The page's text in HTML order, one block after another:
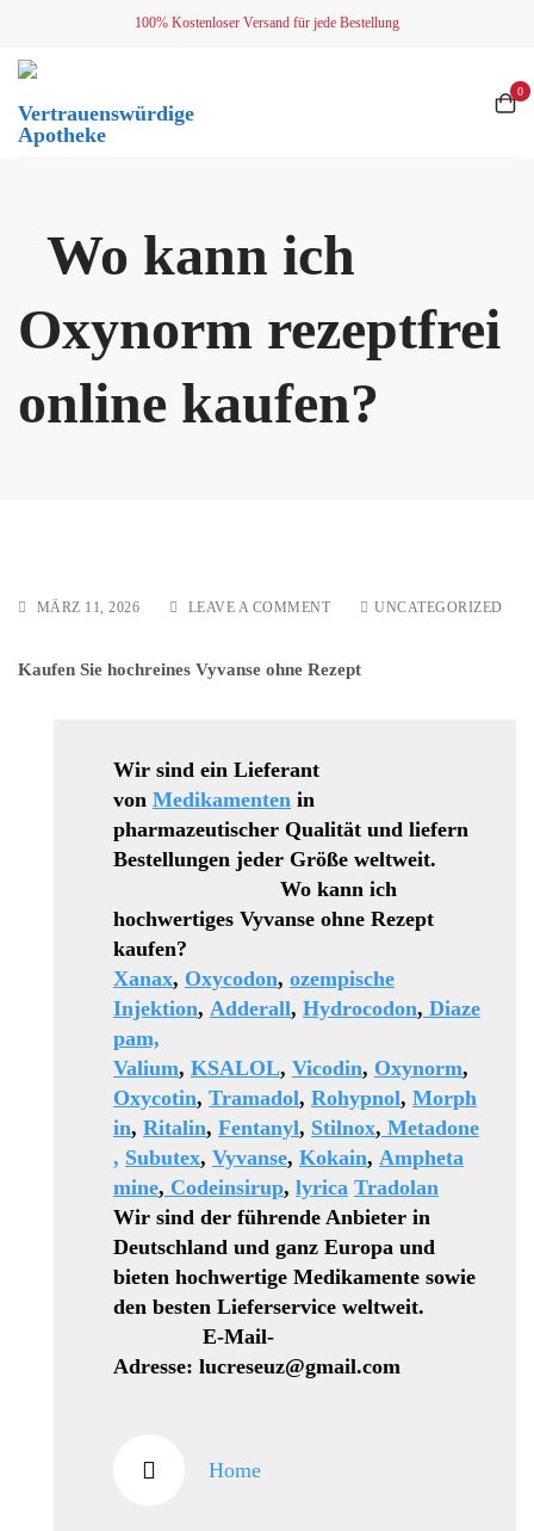
content
100% Kostenloser Versand für jede Bestellung
Vertrauenswürdige
Apotheke
0
Wo kann ich
Oxynorm rezeptfrei
online kaufen?
MÄRZ 11, 2026 LEAVE A COMMENTON
ICH
UNCATEGORIZED
Kaufen Sie hochreines Vyvanse ohne Rezept
Wir sind ein Lieferant
von Medikamenten in
pharmazeutischer Qualität und liefern
Bestellungen jeder Größe weltweit.
Wo kann ich
hochwertiges Vyvanse ohne Rezept
kaufen?
Xanax, Oxycodon, ozempische
Injektion, Adderall, Hydrocodon, Diaze
pam,
Valium, KSALOL, Vicodin, Oxynorm,
Oxycotin, Tramadol, Rohypnol, Morph
in, Ritalin, Fentanyl, Stilnox, Metadone
, Subutex, Vyvanse, Kokain, Ampheta
mine, Codeinsirup, lyrica Tradolan
Wir sind der führende Anbieter in
Deutschland und ganz Europa und
bieten hochwertige Medikamente sowie
den besten Lieferservice weltweit.
E-Mail-
Adresse: lucreseuz@gmail.com
Home